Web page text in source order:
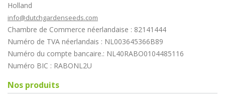
Holland
info@dutchgardenseeds.com
Chambre de Commerce néerlandaise : 82141444
Numéro de TVA néerlandais : NL003645366B89
Numéro du compte bancaire.: NL40RABO0104485116
Numéro BIC : RABONL2U
Nos produits